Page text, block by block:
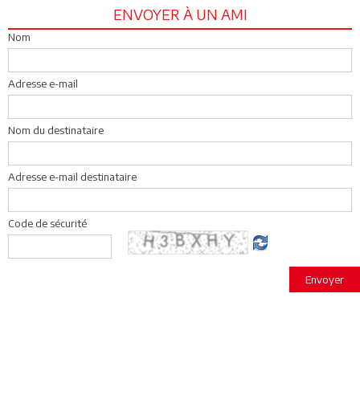
ENVOYER À UN AMI
Nom
Adresse e-mail
Nom du destinataire
Adresse e-mail destinataire
Code de sécurité
Envoyer